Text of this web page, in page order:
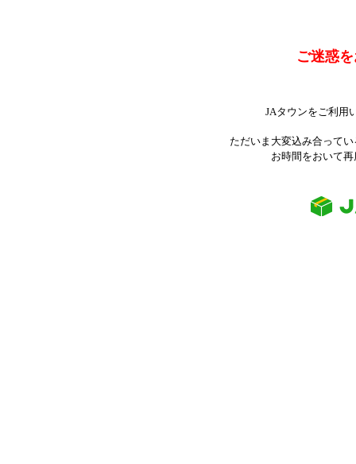
ご迷惑
JAタウンをご利用
ただいま大変込み合って
お時間をおいて